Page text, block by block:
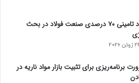
خود تامینی ۷۰ درصدی صنعت فولاد در بحث
2026
برنامه‌ریزی برای تثبیت بازار مواد ناریه در